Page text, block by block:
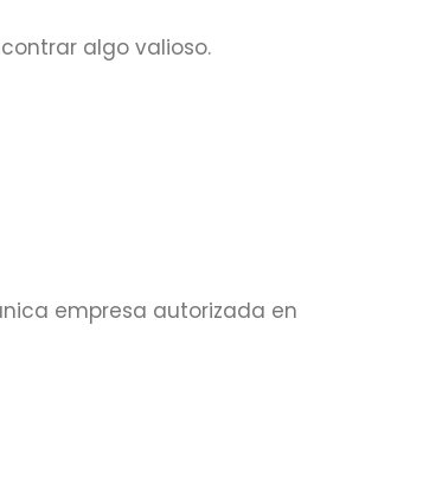
algo valioso.
empresa autorizada en